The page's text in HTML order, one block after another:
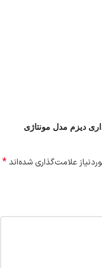
دیزم مدل مونتاژی
علامت‌گذاری شده‌اند*